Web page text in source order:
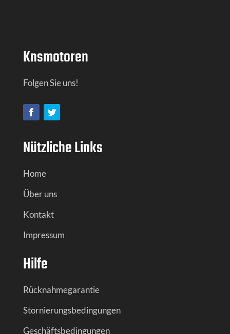
Knsmotoren
Folgen Sie uns!
Nützliche Links
Home
Über uns
Kontakt
Impressum
Hilfe
Rücknahmegarantie
Stornierungsbedingungen
Geschäftsbedingungen